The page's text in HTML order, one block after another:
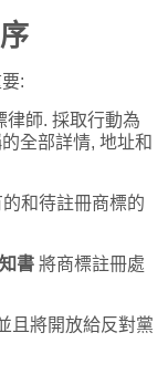
:
律師. 採取行動為
全部詳情, 地址和
和待註冊商標的
書 將商標註冊處
且將開放給反對黨